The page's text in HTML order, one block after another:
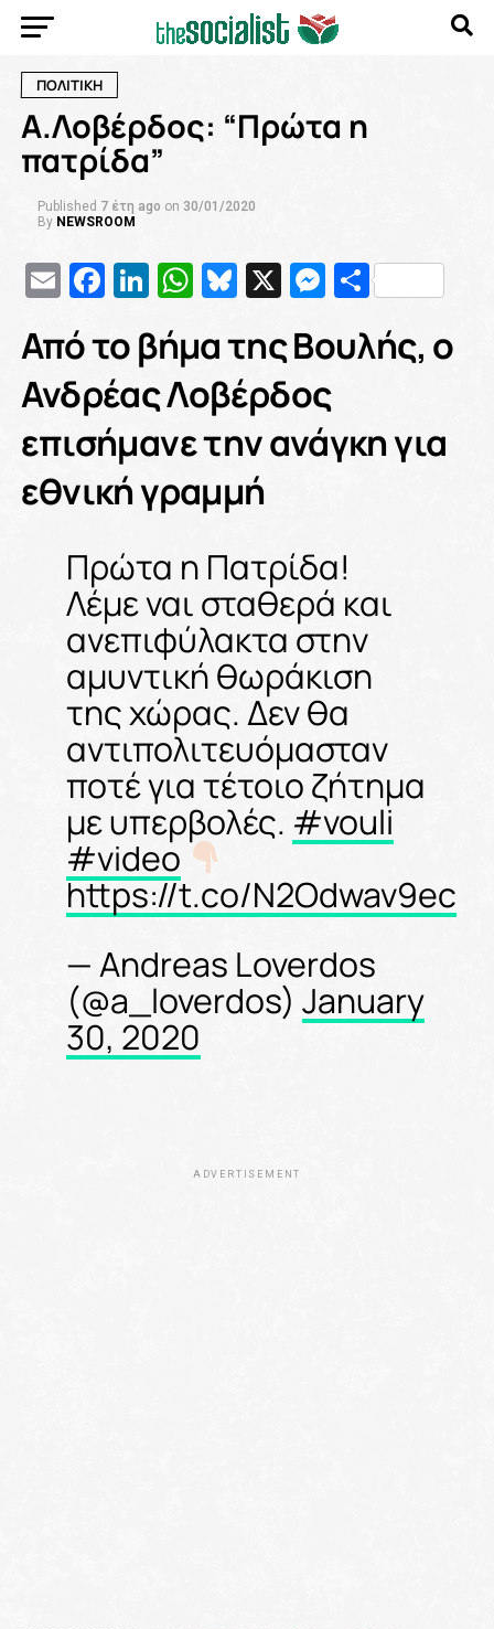
ΠΟΛΙΤΙΚΗ
Α.Λοβέρδος: “Πρώτα η
πατρίδα”
Published 7 έτη ago on 30/01/2020
By NEWSROOM
EmailFacebook
LinkedIn
WhatsApp
Bluesky
X
Από το βήμα της Βουλής, ο
Ανδρέας Λοβέρδος
επισήμανε την ανάγκη για
εθνική γραμμή
Πρώτα η Πατρίδα!
Λέμε ναι σταθερά και
ανεπιφύλακτα στην
αμυντική θωράκιση
της χώρας. Δεν θα
αντιπολιτευόμασταν
ποτέ για τέτοιο ζήτημα
με υπερβολές. #vouli
#video
https://t.co/N2Odwav9ec
— Andreas Loverdos
(@a_loverdos) January
30, 2020
ADVERTISEMENT